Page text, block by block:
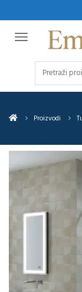
Proizvodi